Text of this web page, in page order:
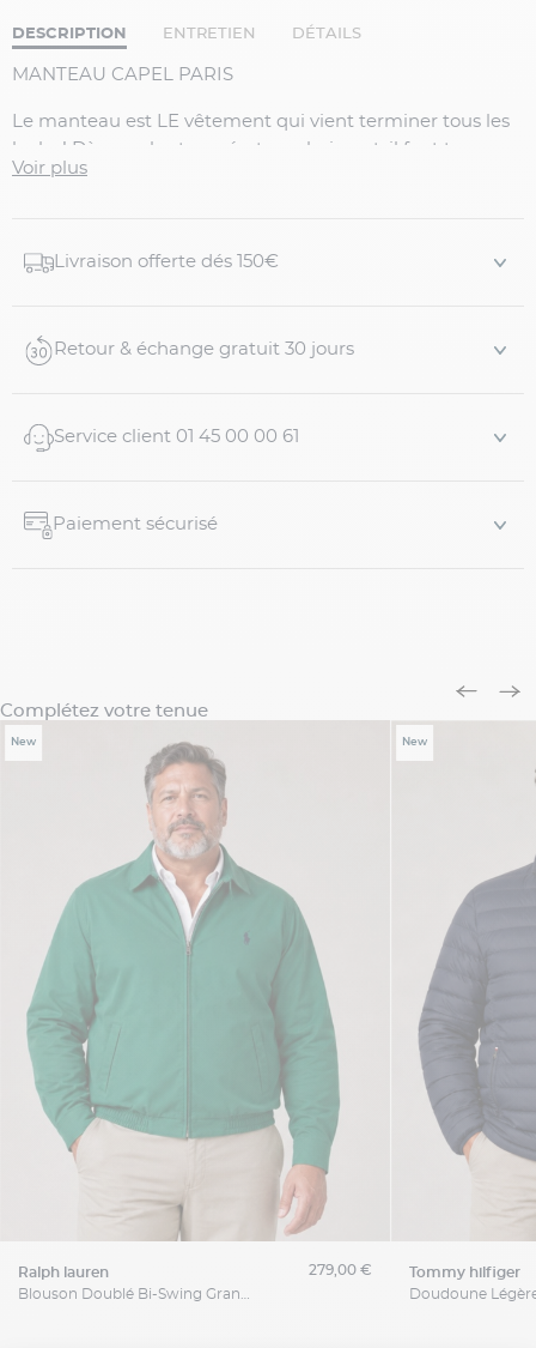
DESCRIPTION ENTRETIEN DÉTAILS
MANTEAU CAPEL PARIS
Le manteau est LE vêtement qui vient terminer tous les
looks ! Dès que les températures baissent, il faut trouver
LE bon manteau qui nous tiendra chaud toute la saison.
qu’élégant et procure chaleur et confort à celui qui le
pantalon droi...
Voir plus
Livraison offerte dés 150€
Retour & échange gratuit 30 jours
Service client 01 45 00 00 61
Paiement sécurisé
Complétez votre tenue
New
ralph lauren
279,00 €
New
tommy hilfiger